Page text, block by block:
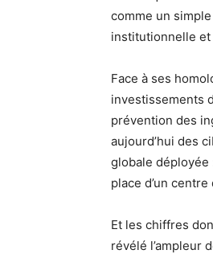
comme un
institutionnelle
Face à ses
investissements
prévention des
aujourd’hui des
globale déployée
place d’un
Et les chiffres
révélé l’ampleur